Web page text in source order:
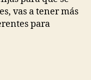
vas a tener más
para